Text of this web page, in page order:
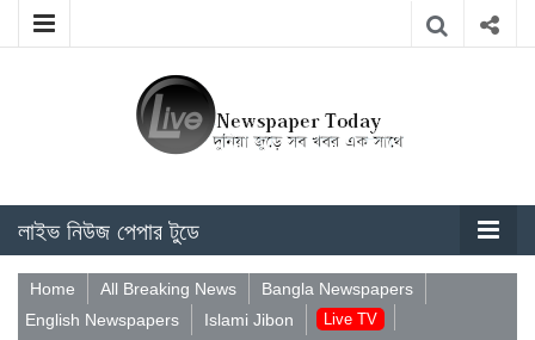
লাইভ নিউজ পেপার টুডে
Home All Breaking News
Bangla Newspapers
English Newspapers
Islami Jibon Live TV